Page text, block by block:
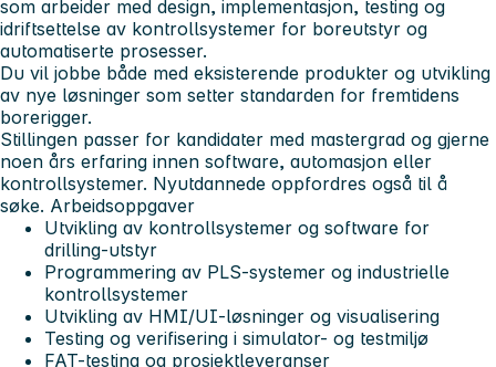
som arbeider med design, implementasjon, testing og
idriftsettelse av kontrollsystemer for boreutstyr og
automatiserte prosesser.
Du vil jobbe både med eksisterende produkter og utvikling
av nye løsninger som setter standarden for fremtidens
borerigger.
Stillingen passer for kandidater med mastergrad og gjerne
noen års erfaring innen software, automasjon eller
kontrollsystemer. Nyutdannede oppfordres også til å
søke. Arbeidsoppgaver
Utvikling av kontrollsystemer og software for
drilling-utstyr
Programmering av PLS-systemer og industrielle
kontrollsystemer
Utvikling av HMI/UI-løsninger og visualisering
Testing og verifisering i simulator- og testmiljø
FAT-testing og prosjektleveranser